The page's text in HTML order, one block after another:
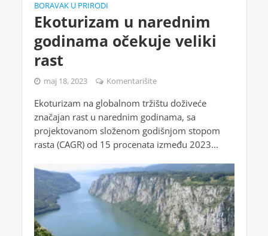
BORAVAK U PRIRODI
Ekoturizam u narednim
godinama očekuje veliki
rast
maj 18, 2023 Komentarišite
Ekoturizam na globalnom tržištu doživeće
značajan rast u narednim godinama, sa
projektovanom složenom godišnjom stopom
rasta (CAGR) od 15 procenata između 2023...